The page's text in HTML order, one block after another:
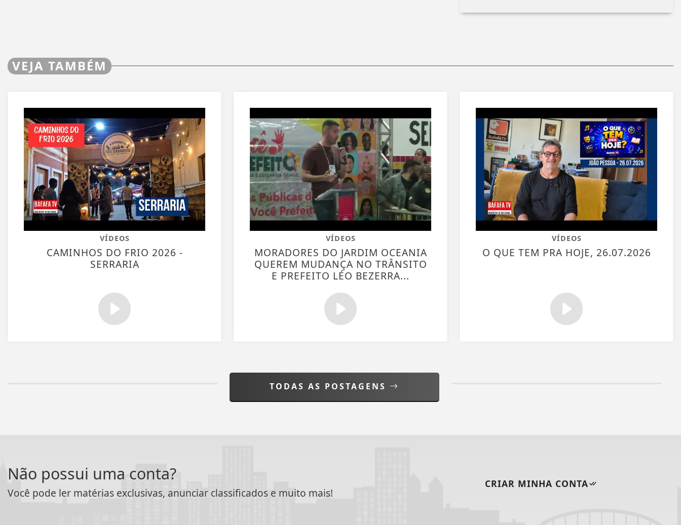
VEJA TAMBÉM
VÍDEOS
CAMINHOS DO FRIO 2026 -
SERRARIA
VÍDEOS
MORADORES DO JARDIM OCEANIA
QUEREM MUDANÇA NO TRÂNSITO
E PREFEITO LÉO BEZERRA...
VÍDEOS
O QUE TEM PRA HOJE, 26.07.2026
TODAS AS POSTAGENS
Não possui uma conta?
Você pode ler matérias exclusivas, anunciar classificados e muito mais!
CRIAR MINHA CONTA